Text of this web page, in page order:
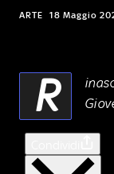
ARTE 18 Maggio
R